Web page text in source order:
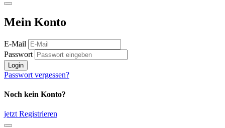
Mein Konto
E-Mail
Passwort
Login
Passwort vergessen?
Noch kein Konto?
jetzt Registrieren